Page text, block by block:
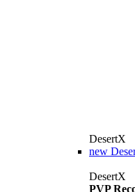
DesertX
new
DesertX
PVP